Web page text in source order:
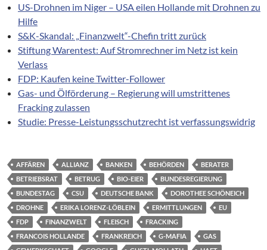
US-Drohnen im Niger – USA eilen Hollande mit Drohnen zu
Hilfe
S&K-Skandal: „Finanzwelt“-Chefin tritt zurück
Stiftung Warentest: Auf Stromrechner im Netz ist kein
Verlass
FDP: Kaufen keine Twitter-Follower
Gas- und Ölförderung – Regierung will umstrittenes
Fracking zulassen
Studie: Presse-Leistungsschutzrecht ist verfassungswidrig
AFFÄREN ALLIANZ BANKEN BEHÖRDEN
BERATER
BETRIEBSRAT
BETRUG BIO-EIER
BUNDESREGIERUNG
BUNDESTAG
CSU DEUTSCHE BANK
DOROTHEE SCHÖNEICH
DROHNE
ERIKA LORENZ-LÖBLEIN ERMITTLUNGEN
EU
FDP
FINANZWELT FLEISCH
FRACKING
FRANCOIS HOLLANDE
FRANKREICH G-MAFIA
GAS